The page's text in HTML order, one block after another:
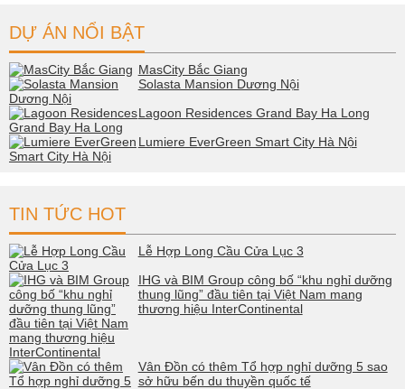
DỰ ÁN NỔI BẬT
MasCity Bắc Giang
Solasta Mansion Dương Nội
Lagoon Residences Grand Bay Ha Long
Lumiere EverGreen Smart City Hà Nội
TIN TỨC HOT
Lễ Hợp Long Cầu Cửa Lục 3
IHG và BIM Group công bố “khu nghỉ dưỡng
thung lũng” đầu tiên tại Việt Nam mang
thương hiệu InterContinental
Vân Đồn có thêm Tổ hợp nghỉ dưỡng 5 sao
sở hữu bến du thuyền quốc tế